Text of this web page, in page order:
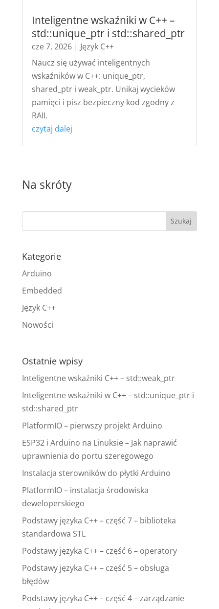
Inteligentne wskaźniki w C++ –
std::unique_ptr i std::shared_ptr
cze 7, 2026| Język C++
Naucz się używać inteligentnych
wskaźników w C++: unique_ptr,
shared_ptr i weak_ptr. Unikaj wycieków
pamięci i pisz bezpieczny kod zgodny z
RAII.
czytaj dalej
Na skróty
Kategorie
Arduino
Embedded
Język C++
Nowości
Ostatnie wpisy
Inteligentne wskaźniki C++ – std::weak_ptr
Inteligentne wskaźniki w C++ – std::unique_ptr i
std::shared_ptr
PlatformIO – pierwszy projekt Arduino
ESP32 i Arduino na Linuksie – Jak naprawić
uprawnienia do portu szeregowego
Instalacja sterowników do płytki Arduino
PlatformIO – instalacja środowiska
deweloperskiego
Podstawy języka C++ – część 7 – biblioteka
standardowa STL
Podstawy języka C++ – część 6 – operatory
Podstawy języka C++ – część 5 – obsługa
błędów
Podstawy języka C++ – część 4 – zarządzanie